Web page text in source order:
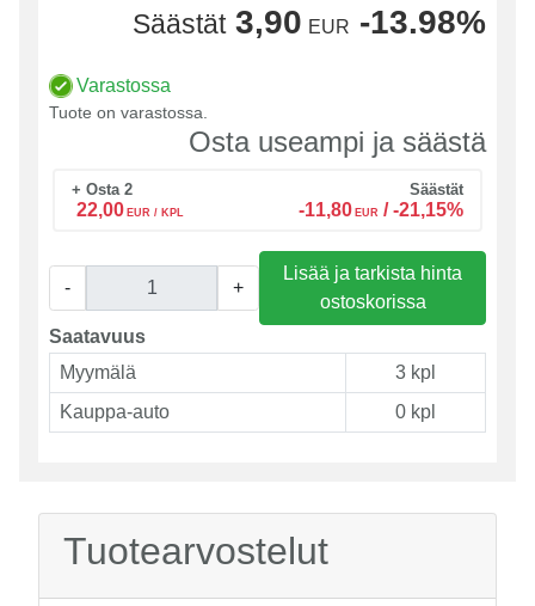
Säästät3,90 EUR -13.98%
Varastossa
Tuote on varastossa.
Osta useampi ja säästä
+ Osta 2
22,00 EUR / KPL
Säästät
-11,80 EUR / -21,15%
- +
Lisää ja tarkista hinta
ostoskorissa
Saatavuus
Myymälä
3 kpl
Kauppa-auto
0 kpl
Tuotearvostelut